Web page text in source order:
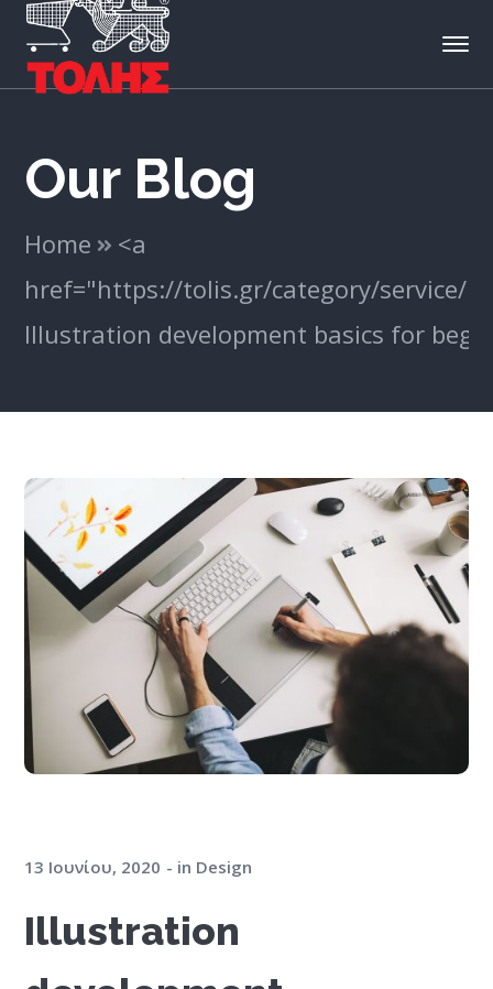
Our Blog
Home
<a
href="https://tolis.gr/category/service/
Illustration development basics for
13 Ιουνίου, 2020 in Design
Illustration